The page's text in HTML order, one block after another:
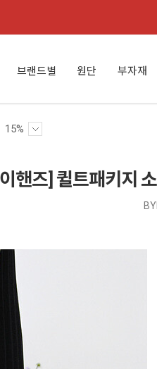
브랜드별 원단 부자재
15%
핸즈] 퀼트패키지